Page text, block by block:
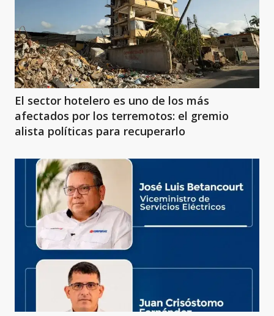
El sector hotelero es uno de los más
afectados por los terremotos: el gremio
alista políticas para recuperarlo